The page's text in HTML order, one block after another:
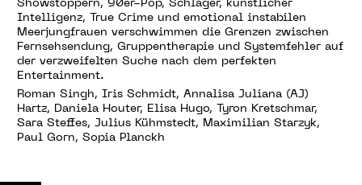
Showstoppern, 90er-Pop, Schlager, künstlicher
Intelligenz, True Crime und emotional instabilen
Meerjungfrauen verschwimmen die Grenzen zwischen
Fernsehsendung, Gruppentherapie und Systemfehler auf
der verzweifelten Suche nach dem perfekten
Entertainment.
Roman Singh, Iris Schmidt, Annalisa Juliana (AJ)
Hartz, Daniela Houter, Elisa Hugo, Tyron Kretschmar,
Sara Steffes, Julius Kühmstedt, Maximilian Starzyk,
Paul Gorn, Sopia Planckh